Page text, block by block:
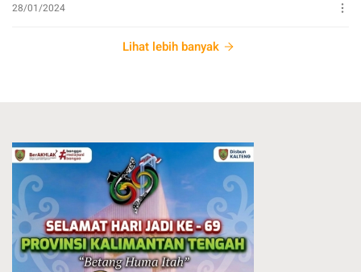
28/01/2024
Lihat lebih banyak